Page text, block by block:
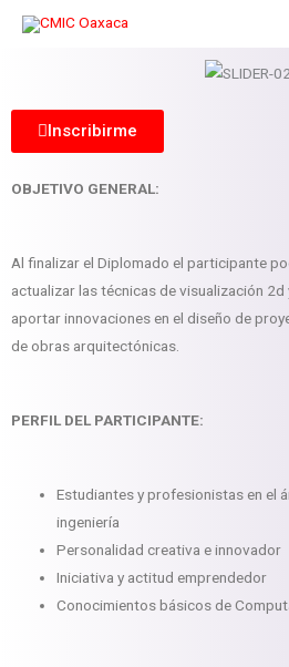
Inscribirme
OBJETIVO GENERAL:
Al finalizar el Diplomado el participante
actualizar las técnicas de visualización 2d
aportar innovaciones en el diseño de
de obras arquitectónicas.
PERFIL DEL PARTICIPANTE:
Estudiantes y profesionistas en el
ingeniería
Personalidad creativa e innovador
Iniciativa y actitud emprendedor
Conocimientos básicos de